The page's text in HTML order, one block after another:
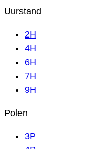
Uurstand
2H
4H
6H
7H
9H
Polen
3P